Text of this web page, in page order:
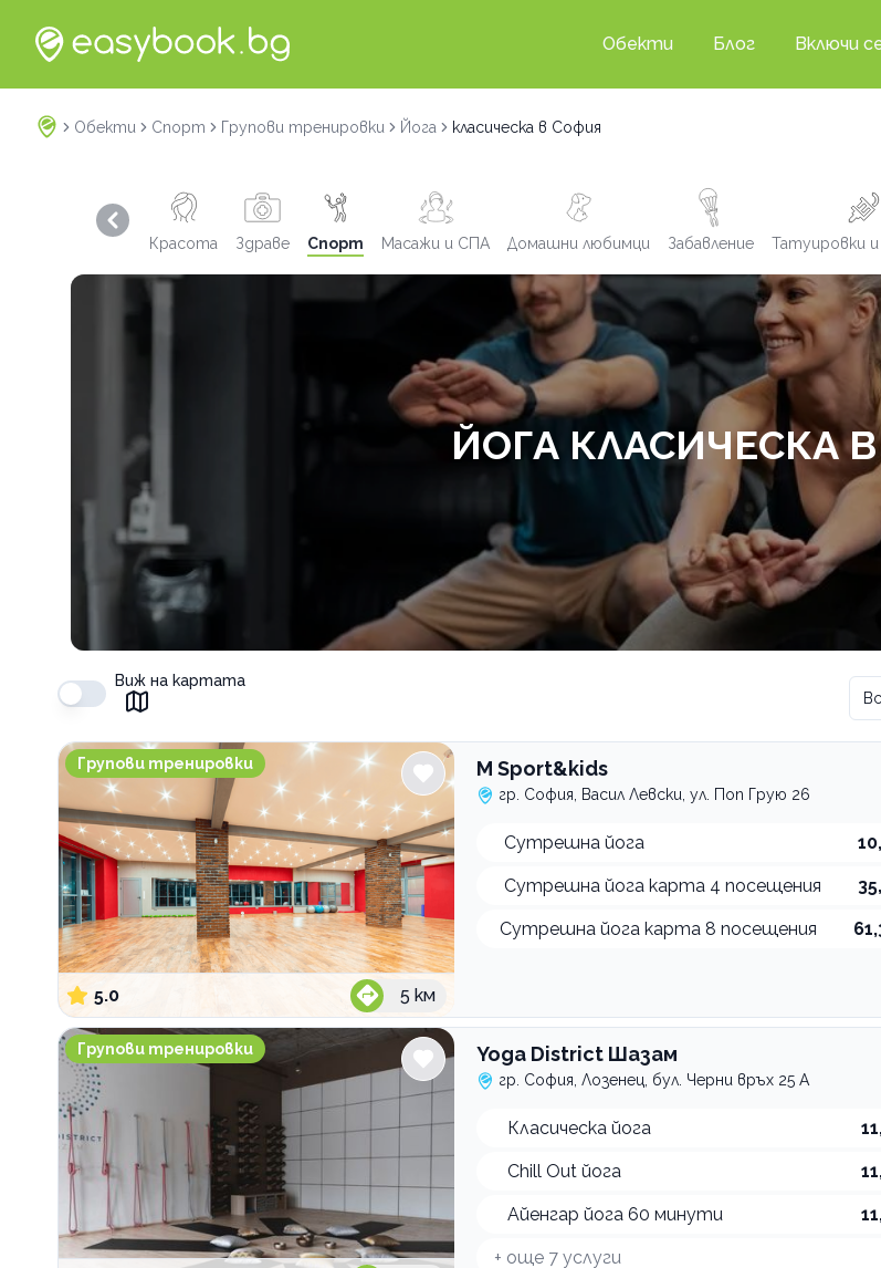
Обекти Блог Включи
Обекти Спорт Групови тренировки Йога класическа в София
Красота Здраве Спорт Масажи и СПА Домашни любимци Забавление Татуировки
Previous slide
ЙОГА КЛАСИЧЕСКА
Виж на картата
M Sport&kids
Групови тренировки
5.0 5 км
M Sport&kids
гр. София, Васил Левски, ул. Поп Грую 26
Сутрешна йога
Сутрешна йога карта 4 посещения
Сутрешна йога карта 8 посещения
Yoga District Шазам
Групови тренировки Yoga District Шазам
гр. София, Лозенец, бул. Черни връх 25 А
Класическа йога
Chill Out йога
Айенгар йога 60 минути
+ още 7 услуги